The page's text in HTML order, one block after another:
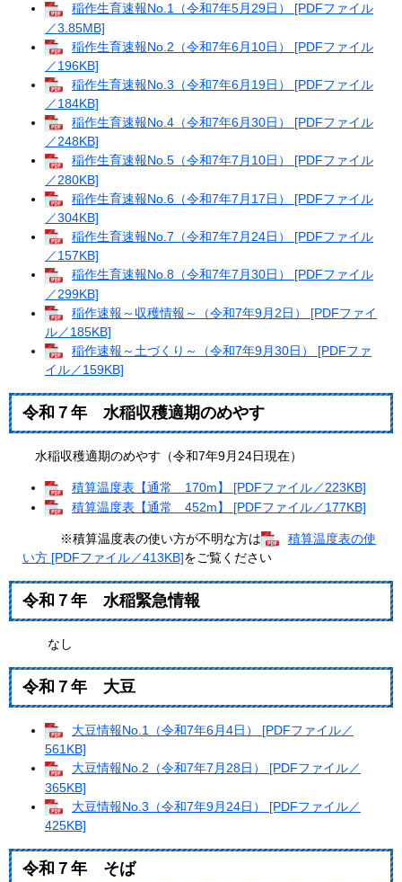
稲作生育速報No.1（令和7年5月29日） [PDFファイル
／3.85MB]
稲作生育速報No.2（令和7年6月10日） [PDFファイル
／196KB]
稲作生育速報No.3（令和7年6月19日） [PDFファイル
／184KB]
稲作生育速報No.4（令和7年6月30日） [PDFファイル
／248KB]
稲作生育速報No.5（令和7年7月10日） [PDFファイル
／280KB]
稲作生育速報No.6（令和7年7月17日） [PDFファイル
／304KB]
稲作生育速報No.7（令和7年7月24日） [PDFファイル
／157KB]
稲作生育速報No.8（令和7年7月30日） [PDFファイル
／299KB]
稲作速報～収穫情報～（令和7年9月2日） [PDFファイ
ル／185KB]
稲作速報～土づくり～（令和7年9月30日） [PDFファ
イル／159KB]
令和７年 水稲収穫適期のめやす
水稲収穫適期のめやす（令和7年9月24日現在）
積算温度表【通常 170m】 [PDFファイル／223KB]
積算温度表【通常 452m】 [PDFファイル／177KB]
※積算温度表の使い方が不明な方は
積算温度表の使
い方 [PDFファイル／413KB]をご覧ください
令和７年 水稲緊急情報
なし
令和７年 大豆
大豆情報No.1（令和7年6月4日） [PDFファイル／
561KB]
大豆情報No.2（令和7年7月28日） [PDFファイル／
365KB]
大豆情報No.3（令和7年9月24日） [PDFファイル／
425KB]
令和７年 そば